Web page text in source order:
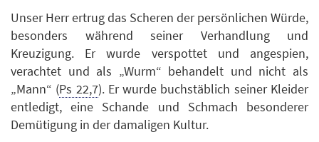
Unser Herr ertrug das Scheren der persönlichen Würde,
besonders während seiner Verhandlung und
Kreuzigung. Er wurde verspottet und angespien,
verachtet und als „Wurm“ behandelt und nicht als
„Mann“ (Ps 22,7). Er wurde buchstäblich seiner Kleider
entledigt, eine Schande und Schmach besonderer
Demütigung in der damaligen Kultur.